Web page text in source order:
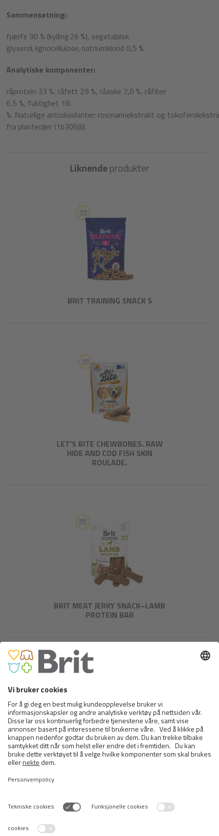
Sammensetning:
fjærfe 90 % (kylling 26 %), vegetabilsk
glyserol, lignocellulose, natriumklorid 0,5 %.
Analytiske komponenter:
råprotein 33 %, råfett 29 %, råaske 7,0 %, råfiber
6,5 %, fuktighet 18
%. Naturlige antioksidanter: rosmarinekstrakt og
fra planteoljer (1b306(i)).
Liknendeprodukter
BRIT TRAINING SNACK S
LET’S BITE CHEWBONES. RAW
HIDE AND COD FISH SKIN
ROULADE.
BRIT MEAT JERKY SNACK–LAMB
PROTEIN BAR
BRIT MEAT JERKY SNACK–DUCK